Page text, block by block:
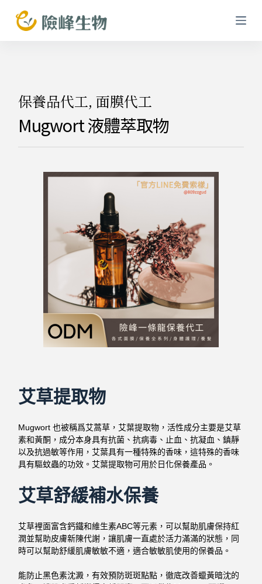
跳
至
保養品代工,面膜代工
Mugwort 液體萃取物
艾草提取物
Mugwort 也被稱爲艾蒿草，艾葉提取物，活性成分主要是艾草
素和黃酮，成分本身具有抗菌、抗病毒、止血、抗凝血、鎮靜
以及抗過敏等作用，艾葉具有一種特殊的香味，這特殊的香味
具有驅蚊蟲的功效。艾葉提取物可用於日化保養產品。
艾草舒緩補水保養
艾草裡面富含鈣鐵和維生素ABC等元素，可以幫助肌膚保持紅
潤並幫助皮膚新陳代謝，讓肌膚一直處於活力滿滿的狀態，同
時可以幫助舒緩肌膚敏敏不適，適合敏敏肌使用的保養品。
能防止黑色素沈澱，有效預防斑斑點點，徹底改善蠟黃暗沈的